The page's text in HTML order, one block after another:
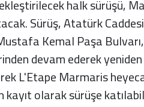
halk sürüşü,
Sürüş, Atatürk
Kemal Paşa
devam ederek
L'Etape Marmaris
olarak sürüşe